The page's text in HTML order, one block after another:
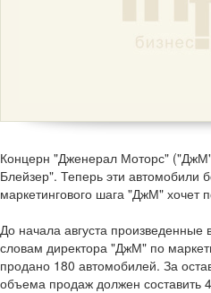
Концерн "Дженерал Моторс"
Блейзер". Теперь эти автомобили
маркетингового шага "ДжМ" хочет
До начала августа
словам директора "ДжМ" по
продано 180 автомобилей. За
объема продаж должен составить